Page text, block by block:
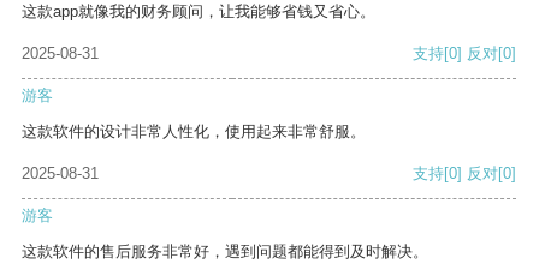
这款app就像我的财务顾问，让我能够省钱又省心。
2025-08-31 支持[0] 反对[0]
游客
这款软件的设计非常人性化，使用起来非常舒服。
2025-08-31 支持[0] 反对[0]
游客
这款软件的售后服务非常好，遇到问题都能得到及时解决。